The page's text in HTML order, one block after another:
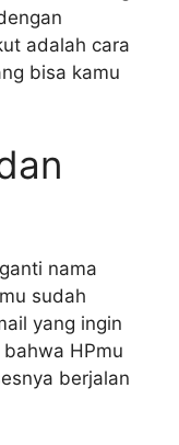
adalah cara
bisa kamu
nama
sudah
yang ingin
HPmu
berjalan